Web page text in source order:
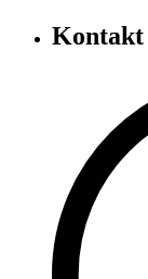
Kontakt